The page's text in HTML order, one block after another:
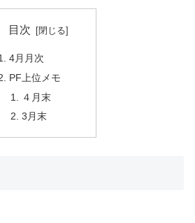
目次
4月月次
PF上位メモ
４月末
3月末